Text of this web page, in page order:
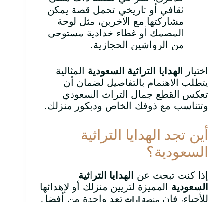
ثقافي أو تاريخي تحمل قصة يمكن
مشاركتها مع الآخرين، مثل لوحة
المصمك أو غطاء خدادية مستوحى
من الرواشين الحجازية.
اختيار الهدايا التراثية السعودية المثالية
يتطلب الاهتمام بالتفاصيل لضمان أن
تعكس القطع جمال التراث السعودي
وتتناسب مع ذوقك الخاص وديكور منزلك.
أين تجد الهدايا التراثية
السعودية؟
إذا كنت تبحث عن
الهدايا التراثية
السعودية المميزة لتزيين منزلك أو لإهدائها
للأحباء، فإن منصة إراث تعد واحدة من أفضل